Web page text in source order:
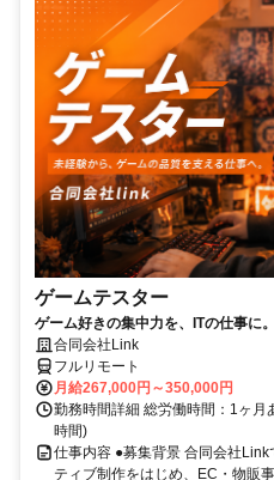
ゲームテスター
ゲーム好きの集中力を、ITの仕事に。
合同会社Link
フルリモート
月給267,000円～350,000円
勤務時間詳細 総労働時間：1ヶ
時間)
仕事内容 ●募集背景 合同会社
ティブ制作をはじめ、EC・物販